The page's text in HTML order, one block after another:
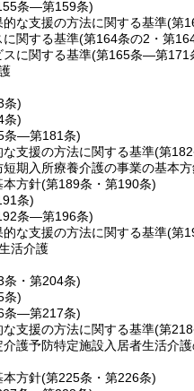
条―第159条)
な支援の方法に関する基準(第
関する基準(第164条の2・第
に関する基準(第165条―第171
条)
条)
条―第181条)
支援の方法に関する基準(第
期入所療養介護の事業の基本
本方針(第189条・第190条)
条)
条―第196条)
な支援の方法に関する基準(第
活介護
条・第204条)
条)
条―第217条)
支援の方法に関する基準(第
護予防特定施設入居者生活介
本方針(第225条・第226条)